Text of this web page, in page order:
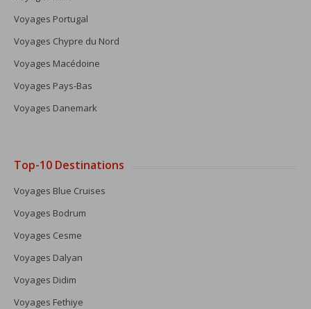
Voyages Portugal
Voyages Chypre du Nord
Voyages Macédoine
Voyages Pays-Bas
Voyages Danemark
Top-10 Destinations
Voyages Blue Cruises
Voyages Bodrum
Voyages Cesme
Voyages Dalyan
Voyages Didim
Voyages Fethiye